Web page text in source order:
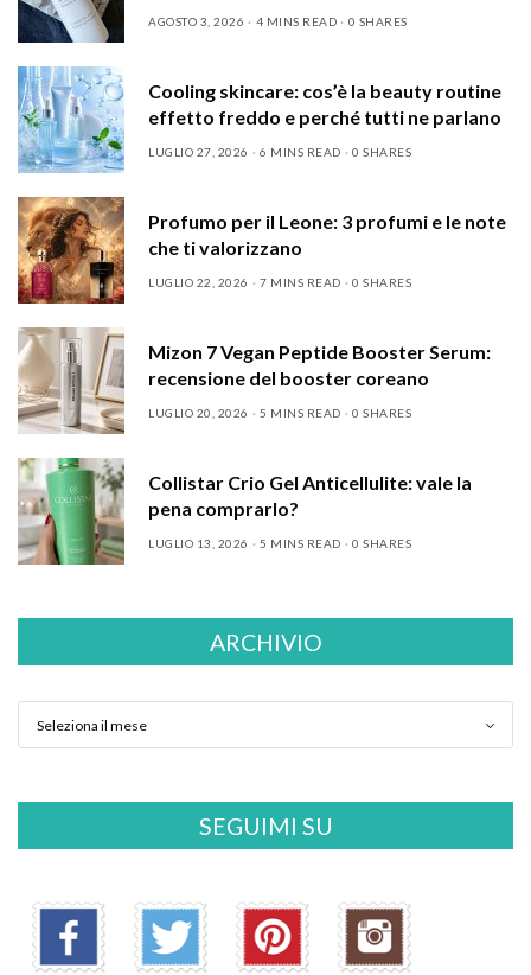
AGOSTO 3, 2026 4 MINS READ 0 SHARES
Cooling skincare: cos’è la beauty routine
effetto freddo e perché tutti ne parlano
LUGLIO 27, 2026 6 MINS READ 0 SHARES
Profumo per il Leone: 3 profumi e le note
che ti valorizzano
LUGLIO 22, 2026 7 MINS READ 0 SHARES
Mizon 7 Vegan Peptide Booster Serum:
recensione del booster coreano
LUGLIO 20, 2026 5 MINS READ 0 SHARES
Collistar Crio Gel Anticellulite: vale la
pena comprarlo?
LUGLIO 13, 2026 5 MINS READ 0 SHARES
ARCHIVIO
SEGUIMI SU